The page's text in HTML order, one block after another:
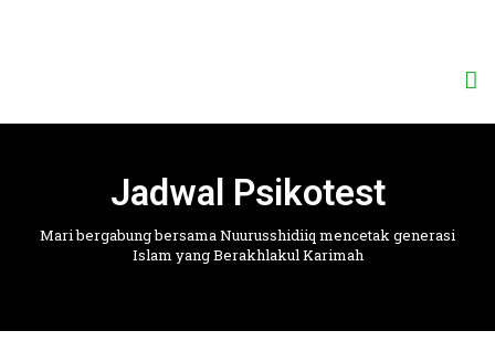
Jadwal Psikotest
Mari bergabung bersama Nuurusshidiiq mencetak generasi
Islam yang Berakhlakul Karimah